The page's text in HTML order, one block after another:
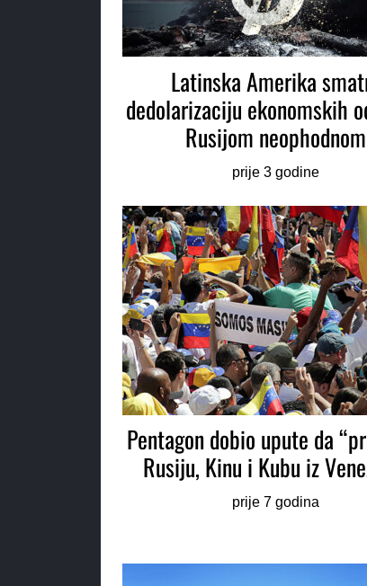
Latinska Amerika
dedolarizaciju ekonomskih
Rusijom neophodnom
prije 3 godine
Pentagon dobio upute da
Rusiju, Kinu i Kubu iz
prije 7 godina